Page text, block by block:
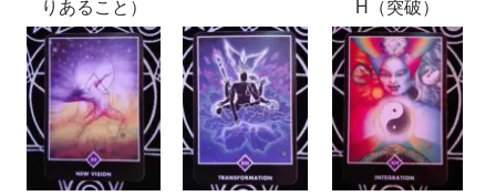
りあること）
H（突破）